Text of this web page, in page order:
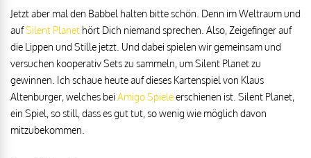
Jetzt aber mal den Babbel halten bitte schön. Denn im Weltraum und
aufSilent Planet hört Dich niemand sprechen. Also, Zeigefinger auf
die Lippen und Stille jetzt. Und dabei spielen wir gemeinsam und
versuchen kooperativ Sets zu sammeln, um Silent Planet zu
gewinnen. Ich schaue heute auf dieses Kartenspiel von Klaus
Altenburger, welches bei Amigo Spieleerschienen ist. Silent Planet,
ein Spiel, so still, dass es gut tut, so wenig wie möglich davon
mitzubekommen.